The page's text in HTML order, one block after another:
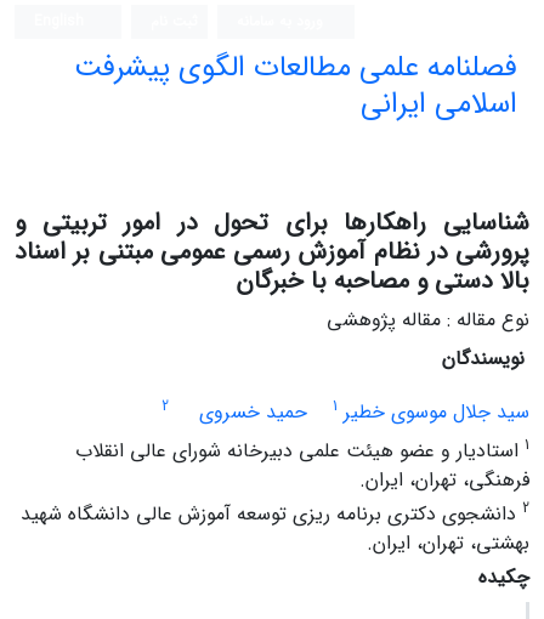
فصلنامه علمی مطالعات الگوی پیشرفت
اسلامی ایرانی
شناسایی راهکارها برای تحول در امور تربیتی و
پرورشی در نظام آموزش رسمی عمومی مبتنی بر اسناد
بالا دستی و مصاحبه با خبرگان
نوع مقاله : مقاله پژوهشی
نویسندگان
سید جلال موسوی خطیر 1 حمید خسروی
2
1 استادیار و عضو هیئت علمی دبیرخانه شورای عالی انقلاب
فرهنگی، تهران، ایران.
2 دانشجوی دکتری برنامه ریزی توسعه آموزش عالی دانشگاه شهید
بهشتی، تهران، ایران.
چکیده